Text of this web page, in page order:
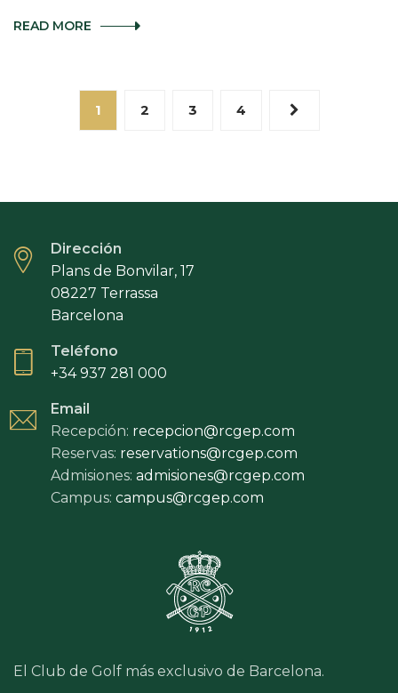
READ MORE RCGP
1 2 3 4
Dirección
Plans de Bonvilar, 17
08227 Terrassa
Barcelona
Teléfono
+34 937 281 000
Email
Recepción: recepcion@rcgep.com
Reservas: reservations@rcgep.com
Admisiones: admisiones@rcgep.com
Campus: campus@rcgep.com
El Club de Golf más exclusivo de Barcelona.